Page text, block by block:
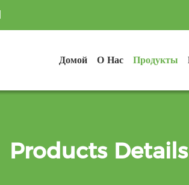
Домой О Нас Продукты
Products Details